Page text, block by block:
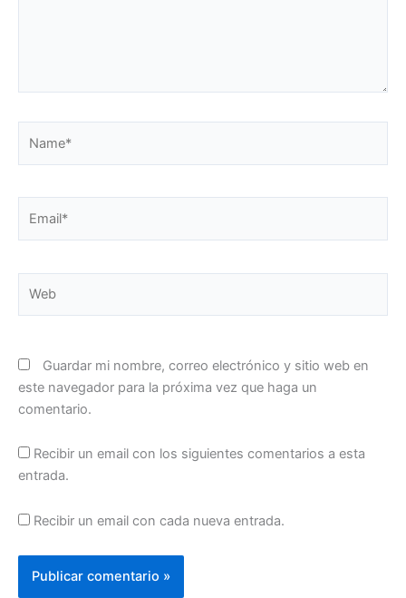
Guardar mi nombre, correo electrónico y sitio web en
este navegador para la próxima vez que haga un
comentario.
Recibir un email con los siguientes comentarios a esta
entrada.
Recibir un email con cada nueva entrada.